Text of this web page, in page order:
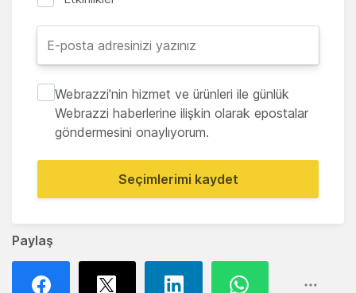
Paylaş
Webrazzi'nin hizmet ve ürünleri ile günlük
Webrazzi haberlerine ilişkin olarak epostalar
göndermesini onaylıyorum.
Seçimlerimi kaydet